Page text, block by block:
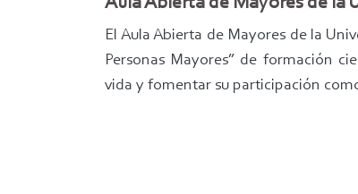
El Aula Abierta de Mayores de la
Personas Mayores” de formación
vida y fomentar su participación